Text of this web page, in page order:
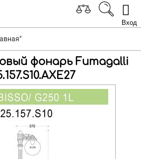
Вход
фонарь Fumagalli